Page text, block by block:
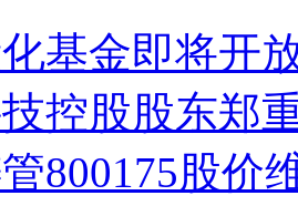
基金即将开
控股股东郑
800175股价